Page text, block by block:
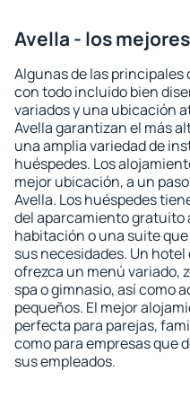
Avella - los
Algunas de las
con todo incluido bien
variados y una ubicación
Avella garantizan el más
una amplia variedad de
huéspedes. Los
mejor ubicación, a un
Avella. Los huéspedes
del aparcamiento gratuito
habitación o una suite
sus necesidades. Un
ofrezca un menú variado,
spa o gimnasio, así como
pequeños. El mejor
perfecta para parejas,
como para empresas que
sus empleados.